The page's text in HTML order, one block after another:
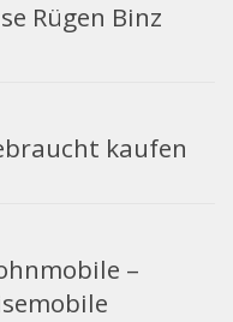
Rügen Binz
kaufen
–